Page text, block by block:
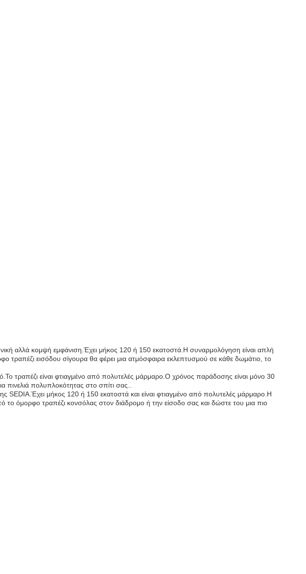
αλλά κομψή εμφάνιση.Έχει μήκος 120 ή 150 εκατοστά.Η συναρμολόγηση είναι απλή
τραπέζι εισόδου σίγουρα θα φέρει μια ατμόσφαιρα εκλεπτυσμού σε κάθε δωμάτιο, το
τραπέζι είναι φτιαγμένο από πολυτελές μάρμαρο.Ο χρόνος παράδοσης είναι μόνο 30
πολυπλοκότητας στο σπίτι σας..
SEDIA.Έχει μήκος 120 ή 150 εκατοστά και είναι φτιαγμένο από πολυτελές μάρμαρο.Η
όμορφο τραπέζι κονσόλας στον διάδρομο ή την είσοδο σας και δώστε του μια πιο